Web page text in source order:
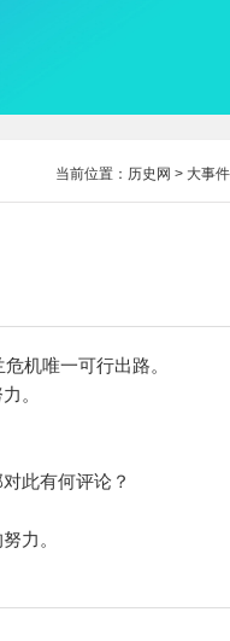
当前位置： 历史网 > 大事件
机唯一可行出路。
。
此有何评论？
力。